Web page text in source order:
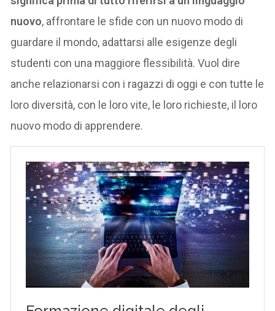
nuovo, affrontare le sfide con un nuovo modo di
guardare il mondo, adattarsi alle esigenze degli
studenti con una maggiore flessibilità. Vuol dire
anche relazionarsi con i ragazzi di oggi e con tutte le
loro diversità, con le loro vite, le loro richieste, il loro
nuovo modo di apprendere.